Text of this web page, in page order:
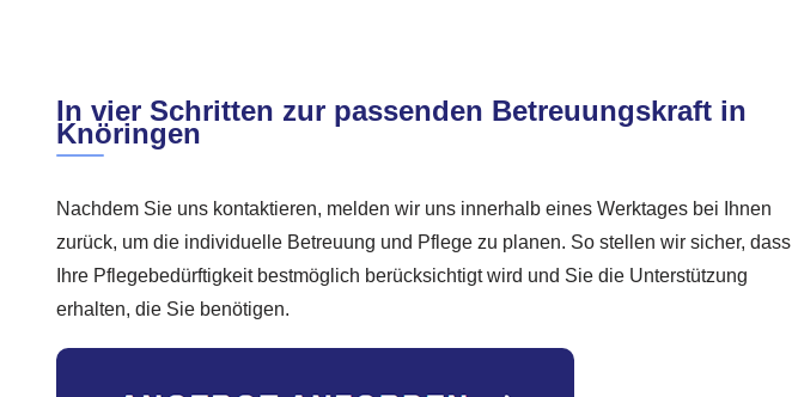
In vier Schritten zur passenden Betreuungskraft in
Knöringen
Nachdem Sie uns kontaktieren, melden wir uns innerhalb eines Werktages bei Ihnen
zurück, um die individuelle Betreuung und Pflege zu planen. So stellen wir sicher, dass
Ihre Pflegebedürftigkeit bestmöglich berücksichtigt wird und Sie die Unterstützung
erhalten, die Sie benötigen.